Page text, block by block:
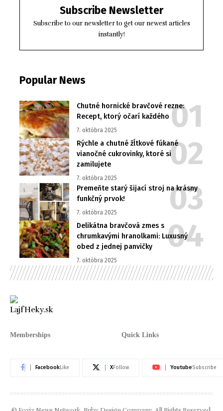
Subscribe Newsletter
Subscribe to our newsletter to get our newest articles
instantly!
Popular News
Chutné hornické bravčové rezne:
Recept, ktorý očarí každého
7. októbra 2025
Rýchle a chutné žĺtkové fúkané
vianočné cukrovinky, ktoré si
zamilujete
7. októbra 2025
Premeňte starý šijací stroj na krásny
funkčný prvok!
7. októbra 2025
Delikátna bravčová zmes s
chrumkavými hranolkami: Luxusný
obed z jednej panvičky
7. októbra 2025
Memberships Quick Links
FacebookLike XFollow YoutubeSubscribe